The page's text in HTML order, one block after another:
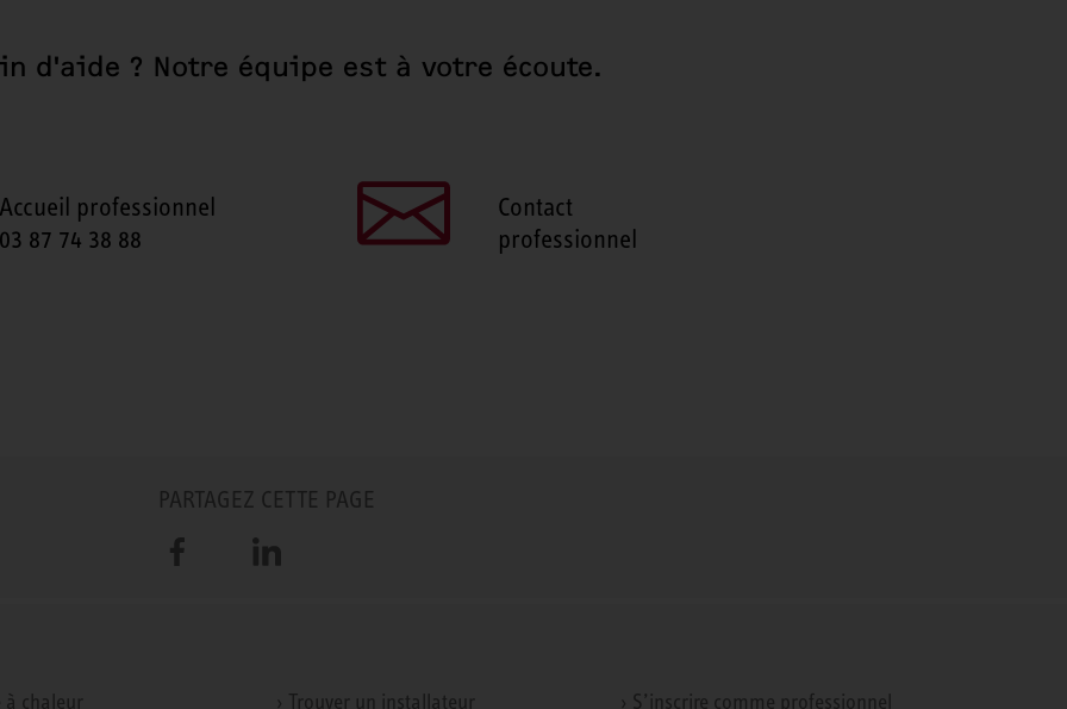
d'aide ? Notre équipe est à votre écoute.
professionnel
87 74 38 88
Contact
professionnel
PARTAGEZ CETTE PAGE
Facebook LinkedIn
à chaleur › Trouver un installateur › S’inscrire comme professionnel